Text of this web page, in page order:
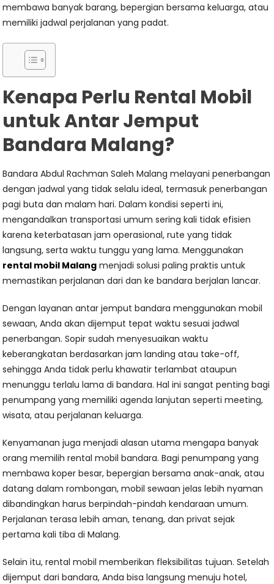
membawa banyak barang, bepergian bersama keluarga, atau
memiliki jadwal perjalanan yang padat.
Kenapa Perlu Rental Mobil
untuk Antar Jemput
Bandara Malang?
Bandara Abdul Rachman Saleh Malang melayani penerbangan
dengan jadwal yang tidak selalu ideal, termasuk penerbangan
pagi buta dan malam hari. Dalam kondisi seperti ini,
mengandalkan transportasi umum sering kali tidak efisien
karena keterbatasan jam operasional, rute yang tidak
langsung, serta waktu tunggu yang lama. Menggunakan
rental mobil Malang menjadi solusi paling praktis untuk
memastikan perjalanan dari dan ke bandara berjalan lancar.
Dengan layanan antar jemput bandara menggunakan mobil
sewaan, Anda akan dijemput tepat waktu sesuai jadwal
penerbangan. Sopir sudah menyesuaikan waktu
keberangkatan berdasarkan jam landing atau take-off,
sehingga Anda tidak perlu khawatir terlambat ataupun
menunggu terlalu lama di bandara. Hal ini sangat penting bagi
penumpang yang memiliki agenda lanjutan seperti meeting,
wisata, atau perjalanan keluarga.
Kenyamanan juga menjadi alasan utama mengapa banyak
orang memilih rental mobil bandara. Bagi penumpang yang
membawa koper besar, bepergian bersama anak-anak, atau
datang dalam rombongan, mobil sewaan jelas lebih nyaman
dibandingkan harus berpindah-pindah kendaraan umum.
Perjalanan terasa lebih aman, tenang, dan privat sejak
pertama kali tiba di Malang.
Selain itu, rental mobil memberikan fleksibilitas tujuan. Setelah
dijemput dari bandara, Anda bisa langsung menuju hotel,